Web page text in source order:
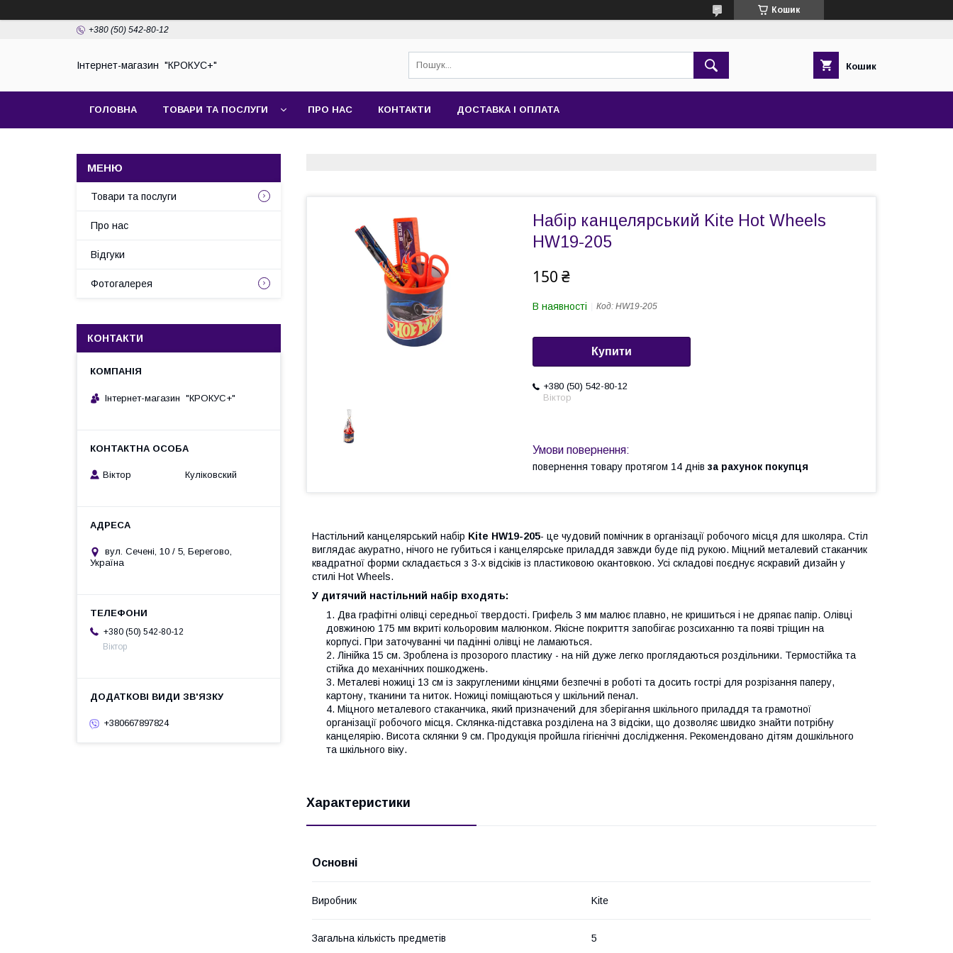
Кошик
+380 (50) 542-80-12
Інтернет-магазин "КРОКУС+" Кошик
ГОЛОВНА ТОВАРИ ТА ПОСЛУГИ ПРО НАС КОНТАКТИ ДОСТАВКА І ОПЛАТА
Набiр канцелярський Kite Hot Wheels
HW19-205
150 ₴
В наявності Код: HW19-205
Купити
+380 (50) 542-80-12
Віктор
повернення товару протягом 14 днів за рахунок покупця
Настільний канцелярський набір Kite HW19-205- це чудовий помічник в організації робочого місця для школяра. Стіл
виглядає акуратно, нічого не губиться і канцелярське приладдя завжди буде під рукою. Міцний металевий стаканчик
квадратної форми складається з 3-х відсіків із пластиковою окантовкою. Усі складові поєднує яскравий дизайн у
стилі Hot Wheels.
У дитячий настільний набір входять:
Два графітні олівці середньої твердості. Грифель 3 мм малює плавно, не кришиться і не дряпає папір. Олівці
довжиною 175 мм вкриті кольоровим малюнком. Якісне покриття запобігає розсиханню та появі тріщин на
корпусі. При заточуванні чи падінні олівці не ламаються.
Лінійка 15 см. Зроблена із прозорого пластику - на ній дуже легко проглядаються роздільники. Термостійка та
стійка до механічних пошкоджень.
Металеві ножиці 13 см із закругленими кінцями безпечні в роботі та досить гострі для розрізання паперу,
картону, тканини та ниток. Ножиці поміщаються у шкільний пенал.
Міцного металевого стаканчика, який призначений для зберігання шкільного приладдя та грамотної
організації робочого місця. Склянка-підставка розділена на 3 відсіки, що дозволяє швидко знайти потрібну
канцелярію. Висота склянки 9 см. Продукція пройшла гігієнічні дослідження. Рекомендовано дітям дошкільного
та шкільного віку.
Характеристики
Основні
Виробник Kite
Загальна кількість предметів 5
Товари та послуги
Про нас
Відгуки
Фотогалерея
КОНТАКТИ
Інтернет-магазин "КРОКУС+"
Віктор Куліковский
вул. Сечені, 10 / 5, Берегово,
Україна
+380 (50) 542-80-12
Віктор
+380667897824